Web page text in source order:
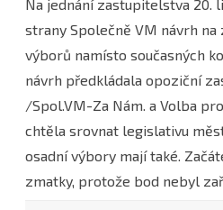
Na jednání zastupitelstva 20.
strany Společně VM návrh na
výborů namísto současných
návrh předkládala opoziční
/Spol.VM-Za Nám. a Volba
chtěla srovnat legislativu
osadní výbory mají také.
zmatky, protože bod nebyl